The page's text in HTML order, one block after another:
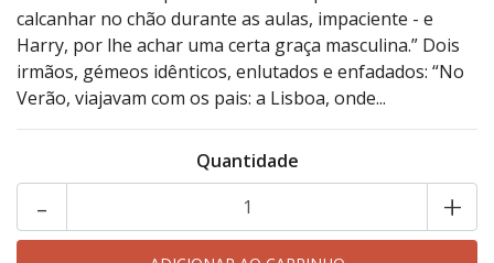
calcanhar no chão durante as aulas, impaciente - e
Harry, por lhe achar uma certa graça masculina.” Dois
irmãos, gémeos idênticos, enlutados e enfadados: “No
Verão, viajavam com os pais: a Lisboa, onde...
Quantidade
+
-